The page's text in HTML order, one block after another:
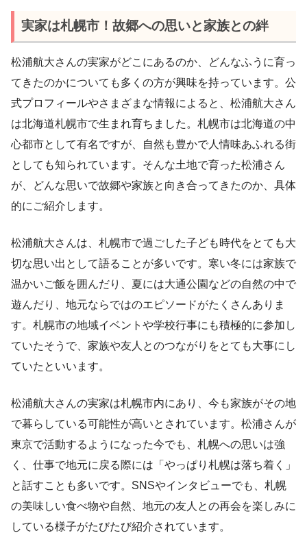
実家は札幌市！故郷への思いと家族との絆
松浦航大さんの実家がどこにあるのか、どんなふうに育っ
てきたのかについても多くの方が興味を持っています。公
式プロフィールやさまざまな情報によると、松浦航大さん
は北海道札幌市で生まれ育ちました。札幌市は北海道の中
心都市として有名ですが、自然も豊かで人情味あふれる街
としても知られています。そんな土地で育った松浦さん
が、どんな思いで故郷や家族と向き合ってきたのか、具体
的にご紹介します。
松浦航大さんは、札幌市で過ごした子ども時代をとても大
切な思い出として語ることが多いです。寒い冬には家族で
温かいご飯を囲んだり、夏には大通公園などの自然の中で
遊んだり、地元ならではのエピソードがたくさんありま
す。札幌市の地域イベントや学校行事にも積極的に参加し
ていたそうで、家族や友人とのつながりをとても大事にし
ていたといいます。
松浦航大さんの実家は札幌市内にあり、今も家族がその地
で暮らしている可能性が高いとされています。松浦さんが
東京で活動するようになった今でも、札幌への思いは強
く、仕事で地元に戻る際には「やっぱり札幌は落ち着く」
と話すことも多いです。SNSやインタビューでも、札幌
の美味しい食べ物や自然、地元の友人との再会を楽しみに
している様子がたびたび紹介されています。